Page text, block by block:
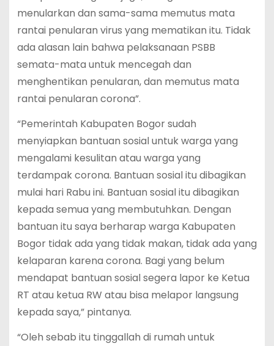
menularkan dan sama-sama memutus mata
rantai penularan virus yang mematikan itu. Tidak
ada alasan lain bahwa pelaksanaan PSBB
semata-mata untuk mencegah dan
menghentikan penularan, dan memutus mata
rantai penularan corona”.
“Pemerintah Kabupaten Bogor sudah
menyiapkan bantuan sosial untuk warga yang
mengalami kesulitan atau warga yang
terdampak corona. Bantuan sosial itu dibagikan
mulai hari Rabu ini. Bantuan sosial itu dibagikan
kepada semua yang membutuhkan. Dengan
bantuan itu saya berharap warga Kabupaten
Bogor tidak ada yang tidak makan, tidak ada yang
kelaparan karena corona. Bagi yang belum
mendapat bantuan sosial segera lapor ke Ketua
RT atau ketua RW atau bisa melapor langsung
kepada saya,” pintanya.
“Oleh sebab itu tinggallah di rumah untuk